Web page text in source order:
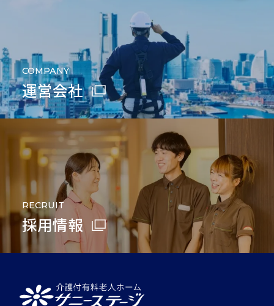
COMPANY
運営会社
RECRUIT
採用情報